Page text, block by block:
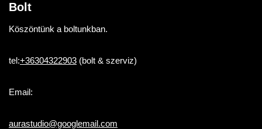
Bolt
Köszöntünk a boltunkban.
tel:+36304322903 (bolt & szerviz)
Email:
aurastudio@googlemail.com